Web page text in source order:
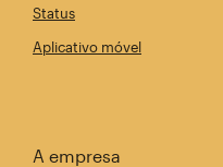
Status
Aplicativo móvel
A empresa